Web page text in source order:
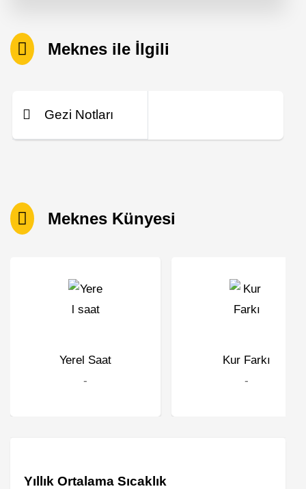
Meknes ile İlgili
Gezi Notları
Meknes Künyesi
Yerel Saat
-
Kur Farkı
-
Yıllık Ortalama Sıcaklık